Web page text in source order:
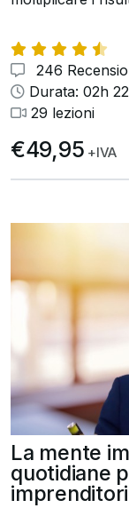
246
Durata: 02h
29 lezioni
€49,95 +IVA
La mente
quotidiane